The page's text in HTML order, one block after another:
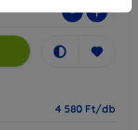
- +
4 580 Ft/db